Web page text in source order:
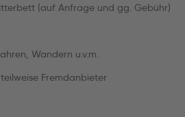
(auf Anfrage und gg. Gebühr)
Wandern u.v.m.
Fremdanbieter